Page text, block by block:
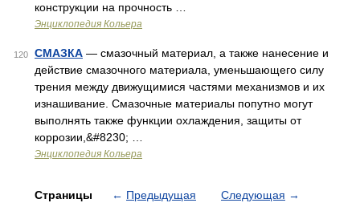
конструкции на прочность …
Энциклопедия Кольера
120 СМАЗКА — смазочный материал, а также нанесение и
действие смазочного материала, уменьшающего силу
трения между движущимися частями механизмов и их
изнашивание. Смазочные материалы попутно могут
выполнять также функции охлаждения, защиты от
коррозии,&#8230; …
Энциклопедия Кольера
Страницы ← Предыдущая Следующая →